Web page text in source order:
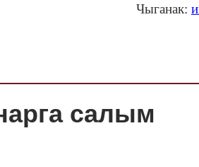
Чыганак:
салым